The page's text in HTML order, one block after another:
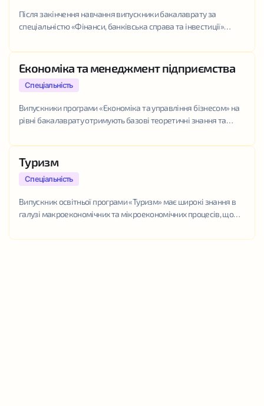
Після закінчення навчання випускники бакалаврату за
спеціальністю «Фінанси, банківська справа та інвестиції»
методів у сфері приватних та державних фінансів, банківської
справи, страхування,...
Економіка та менеджмент підприємства
Спеціальність
Випускники програми «Економіка та управління бізнесом» на
рівні бакалаврату отримують базові теоретичні знання та
фінансово-економічного аналізу, бухгалтерського обліку,
менеджменту, маркетингу, управління бізнесом та...
Туризм
Спеціальність
Випускник освітньої програми «Туризм» має широкі знання в
галузі макроекономічних та мікроекономічних процесів, що
системи та її складових. Також випускник обізнаний щодо